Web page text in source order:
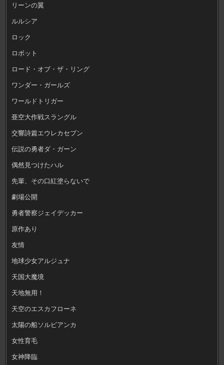
リーンの翼
ルルシア
ロック
ロボット
ロード・オブ・ザ・リング
ワンダー・ガールズ
ワールドトリガー
亜空大作戦スラングル
交響詩篇エウレカセブン
伝説の勇者ダ・ガーン
偶然見つけたハル
先輩、その口紅塗らないで
劇場公開
勇者警察ジェイデッカー
原作あり
友情
地球少女アルジュナ
天国大魔境
天地無用！
天空のエスカフローネ
太陽の船ソルビアンカ
女性育毛
女神降臨